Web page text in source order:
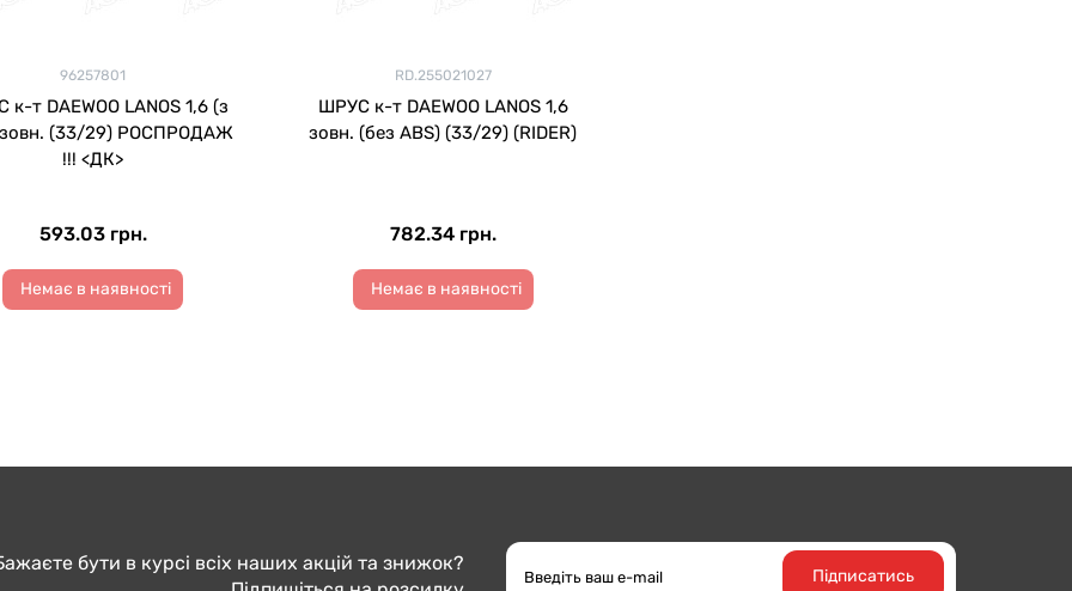
96257801
т DAEWOO LANOS 1,6 (з
зовн. (33/29) РОСПРОДАЖ
!!! <ДК>
593.03 грн.
Немає в наявності
RD.255021027
ШРУС к-т DAEWOO LANOS 1,6
зовн. (без ABS) (33/29) (RIDER)
782.34 грн.
Немає в наявності
бути в курсі всіх наших акцій та знижок?
Підписатись